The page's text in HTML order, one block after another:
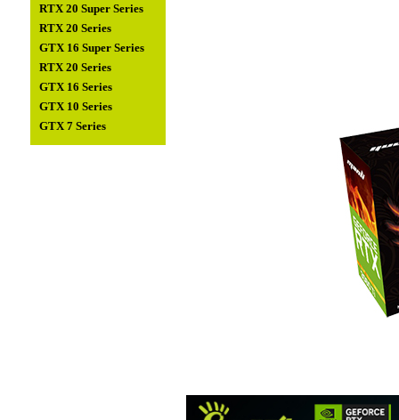
RTX 20 Super Series
RTX 20 Series
GTX 16 Super Series
RTX 20 Series
GTX 16 Series
GTX 10 Series
GTX 7 Series